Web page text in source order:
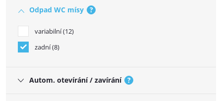
Odpad WC mísy ?
variabilní 12
zadní 8
Autom. otevírání / zavírání ?